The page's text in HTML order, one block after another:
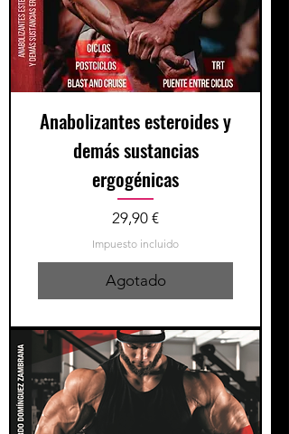
Anabolizantes esteroides y
demás sustancias
ergogénicas
Precio
29,90 €
Impuesto incluido
Agotado